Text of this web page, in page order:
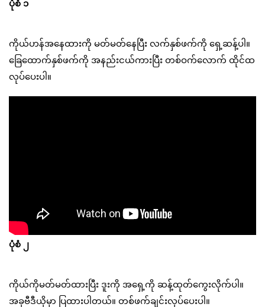
ပုံစံ ၁
ကိုယ်ဟန်အနေထားကို မတ်မတ်နေပြီး လက်နှစ်ဖက်ကို ရှေ့ဆန့်ပါ။
ခြေထောက်နှစ်ဖက်ကို အနည်းငယ်ကားပြီး တစ်ဝက်လောက် ထိုင်ထ
လုပ်ပေးပါ။
ပုံစံ ၂
ကိုယ်ကိုမတ်မတ်ထားပြီး ဒူးကို အရှေ့ကို ဆန့်ထုတ်ကွေးလိုက်ပါ။
အခုဗီဒီယိုမှာ ပြထားပါတယ်။ တစ်ဖက်ချင်းလုပ်ပေးပါ။